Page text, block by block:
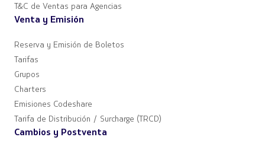
T&C de Ventas para Agencias
Venta y Emisión
Reserva y Emisión de Boletos
Tarifas
Grupos
Charters
Emisiones Codeshare
Tarifa de Distribución / Surcharge (TRCD)
Cambios y Postventa